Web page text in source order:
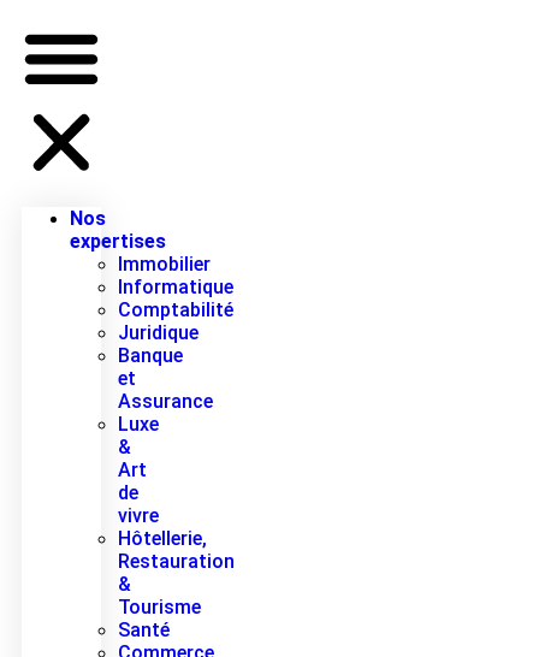
Nos
expertises
Immobilier
Informatique
Comptabilité
Juridique
Banque
et
Assurance
Luxe
&
Art
de
vivre
Hôtellerie,
Restauration
&
Tourisme
Santé